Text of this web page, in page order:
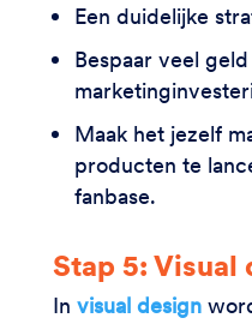
Een duidelijke
Bespaar veel
Maak het jezelf
producten te
fanbase.
Stap 5: Visual
In visual design